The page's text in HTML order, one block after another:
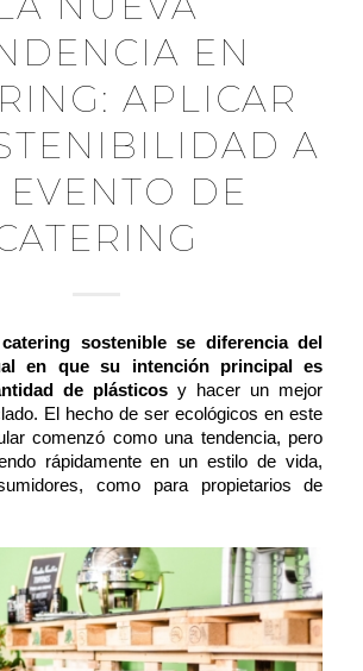
EN
APLICAR
A
EVENTO DE
sostenible se diferencia del
en que su intención principal es
de plásticos y hacer un mejor
El hecho de serecológicos en este
comenzó como una tendencia, pero
rápidamente en un estilo de vida,
como para propietarios de